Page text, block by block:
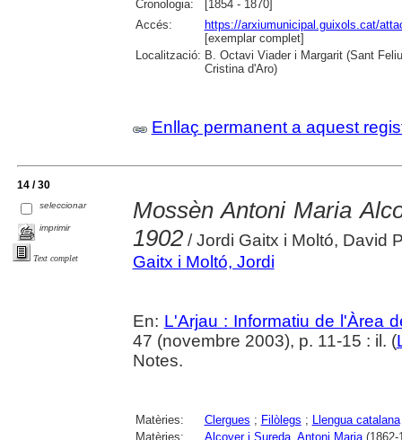
Cronologia:
[1854 - 1870]
Accés:
https://arxiumunicipal.guixols.cat/
[exemplar complet]
Localització: B. Octavi Viader i Margarit (Sant
Cristina d'Aro)
Enllaç permanent a aquest
14 / 30
seleccionar
imprimir
Text complet
Mossèn Antoni Maria
1902/ Jordi Gaitx i Moltó, David
Gaitx i Moltó, Jordi
En: L'Arjau : Informatiu de l'Àrea
47 (novembre 2003), p. 11-15 : il. (
Notes.
Matèries: Clergues ; Filòlegs ; Llengua catalana
Matèries:
Alcover i Sureda, Antoni Maria(1862-